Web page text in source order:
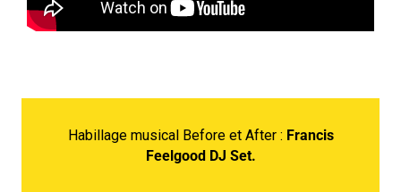
Habillage musical Before et After : Francis
Feelgood DJ Set.